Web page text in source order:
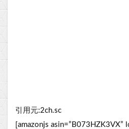
引用元:2ch.sc
[amazonjs asin=”B073HZK3VX”